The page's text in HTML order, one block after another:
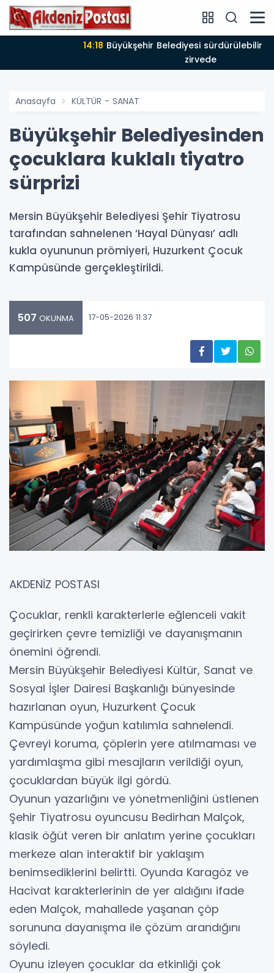
Anasayfa KÜLTÜR - SANAT
Büyükşehir Belediyesinden
çocuklara kuklalı tiyatro
sürprizi
Mersin Büyükşehir Belediyesi Şehir Tiyatrosu
tarafından sahnelenen ‘Hayal Dünyası’ adlı
kukla oyununun prömiyeri, Huzurkent Çocuk
Kampüsünde gerçekleştirildi.
507 OKUNMA 17-05-2026 11:37
AKDENİZ POSTASI
Çocuklar, renkli karakterlerle eğlenceli vakit
geçirirken çevre temizliği ve dayanışmanın
önemini öğrendi.
Mersin Büyükşehir Belediyesi Kültür, Sanat ve
Sosyal İşler Dairesi Başkanlığı bünyesinde
hazırlanan oyun, Huzurkent Çocuk
Kampüsünde yoğun katılımla sahnelendi.
Çevreyi koruma, çöplerin yere atılmaması ve
yardımlaşma gibi mesajların verildiği oyun,
çocuklardan büyük ilgi gördü.
Oyunun yazarlığını ve yönetmenliğini üstlenen
Şehir Tiyatrosu oyuncusu Bedirhan Malçok,
klasik öğüt veren bir anlatım yerine çocukları
merkeze alan interaktif bir yaklaşım
benimsediklerini belirtti. Oyunda Karagöz ve
Hacivat karakterlerinin de yer aldığını ifade
eden Malçok, mahallede yaşanan çöp
sorununa dayanışma ile çözüm arandığını
söyledi.
Oyunu izleyen çocuklar da etkinliği çok